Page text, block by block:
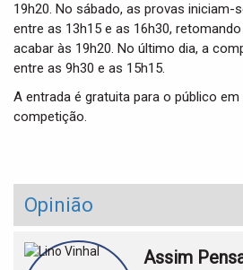
19h20. No sábado, as provas iniciam-
entre as 13h15 e as 16h30,
acabar às 19h20. No último dia, a
entre as 9h30 e as 15h15.
A entrada é gratuita para o público
competição.
Opinião
Assim